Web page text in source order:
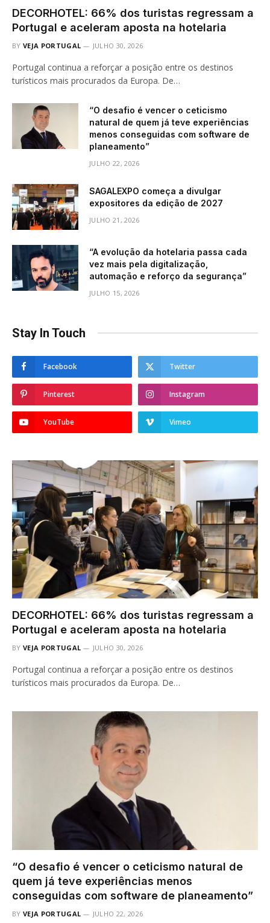
DECORHOTEL: 66% dos turistas regressam a
Portugal e aceleram aposta na hotelaria
BY VEJA PORTUGAL JULHO 30, 2026
Portugal continua a reforçar a posição entre os destinos
turísticos mais procurados da Europa. De…
“O desafio é vencer o ceticismo
natural de quem já teve experiências
menos conseguidas com software de
planeamento”
JULHO 22, 2026
SAGALEXPO começa a divulgar
expositores da edição de 2027
JULHO 21, 2026
“A evolução da hotelaria passa cada
vez mais pela digitalização,
automação e reforço da segurança”
JULHO 15, 2026
Stay In Touch
Facebook Twitter
Pinterest Instagram
YouTube Vimeo
DECORHOTEL: 66% dos turistas regressam a
Portugal e aceleram aposta na hotelaria
BY VEJA PORTUGAL JULHO 30, 2026
Portugal continua a reforçar a posição entre os destinos
turísticos mais procurados da Europa. De…
“O desafio é vencer o ceticismo natural de
quem já teve experiências menos
conseguidas com software de planeamento”
BY VEJA PORTUGAL JULHO 22, 2026